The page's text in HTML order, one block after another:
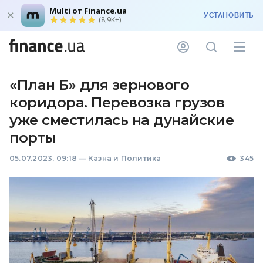
Multi от Finance.ua
(8,9K+) УСТАНОВИТЬ
«План Б» для зернового
коридора. Перевозка грузов
уже сместилась на дунайские
порты
05.07.2023, 09:18 — Казна и Политика 345